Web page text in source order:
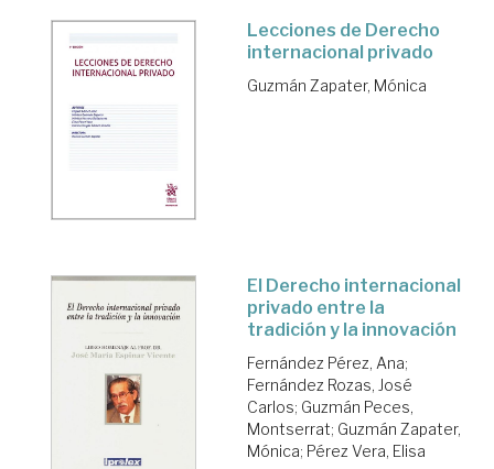
Lecciones de Derecho
internacional privado
Guzmán Zapater, Mónica
El Derecho internacional
privado entre la
tradición y la innovación
Fernández Pérez, Ana;
Fernández Rozas, José
Carlos; Guzmán Peces,
Montserrat; Guzmán Zapater,
Mónica; Pérez Vera, Elisa